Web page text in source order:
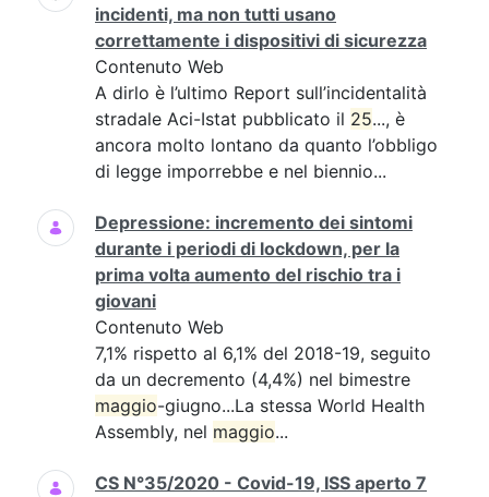
incidenti, ma non tutti usano
correttamente i dispositivi di sicurezza
Contenuto Web
A dirlo è l’ultimo Report sull’incidentalità
stradale Aci-Istat pubblicato il 25..., è
ancora molto lontano da quanto l’obbligo
di legge imporrebbe e nel biennio...
Depressione: incremento dei sintomi
durante i periodi di lockdown, per la
prima volta aumento del rischio tra i
giovani
Contenuto Web
7,1% rispetto al 6,1% del 2018-19, seguito
da un decremento (4,4%) nel bimestre
maggio-giugno...La stessa World Health
Assembly, nel maggio...
CS N°35/2020 - Covid-19, ISS aperto 7